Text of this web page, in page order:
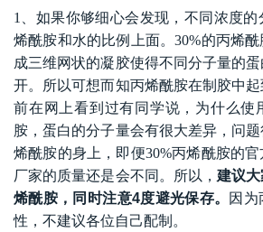
1
、如果你够细心会发现，不同浓度
烯酰胺和水的比例上面。30%的丙烯
成三维网状的凝胶使得不同分子量的
开。所以可想而知丙烯酰胺在制胶中
前在网上看到过有同学说，为什么使
胺，蛋白的分子量会有很大差异，问
烯酰胺的身上，即便30%丙烯酰胺的官
厂家的质量还是会不同。所以，建议
烯酰胺，同时注意4度避光保存。 因为
性，不建议各位自己配制。